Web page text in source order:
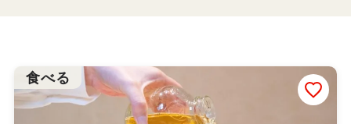
お気に入り
食べる